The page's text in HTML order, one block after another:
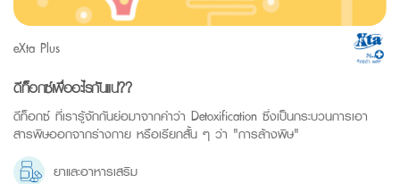
eXta Plus
ดีท็อกซ์เพื่ออะไรกันแน่??
ดีท็อกซ์ ที่เรารู้จักกันย่อมาจากคำว่า Detoxification ซึ่งเป็นกระบวนการเอา
สารพิษออกจากร่างกาย หรือเรียกสั้น ๆ ว่า "การล้างพิษ"
ยาและอาหารเสริม